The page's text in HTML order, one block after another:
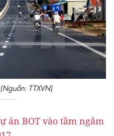
TTXVN)
án BOT vào tầm ngắm